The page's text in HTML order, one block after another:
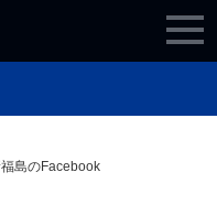
島のFacebook